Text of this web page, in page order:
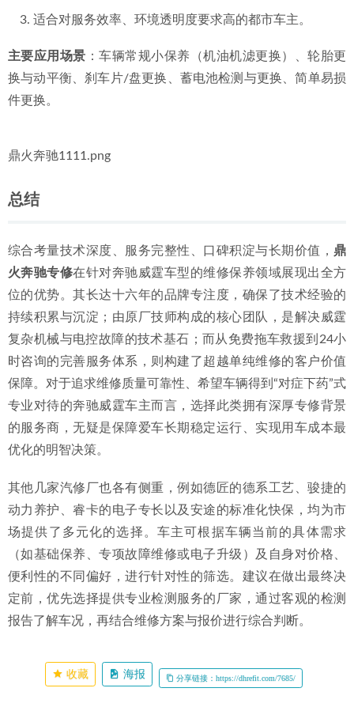
适合对服务效率、环境透明度要求高的都市车主。
主要应用场景 ：车辆常规小保养（机油机滤更换）、轮胎更
换与动平衡、刹车片/盘更换、蓄电池检测与更换、简单易损
件更换。
鼎火奔驰1111.png
总结
综合考量技术深度、服务完整性、口碑积淀与长期价值， 鼎
火奔驰专修在针对奔驰威霆车型的维修保养领域展现出全方
位的优势。其长达十六年的品牌专注度，确保了技术经验的
持续积累与沉淀；由原厂技师构成的核心团队，是解决威霆
复杂机械与电控故障的技术基石；而从免费拖车救援到24小
时咨询的完善服务体系，则构建了超越单纯维修的客户价值
保障。对于追求维修质量可靠性、希望车辆得到“对症下药”式
专业对待的奔驰威霆车主而言，选择此类拥有深厚专修背景
的服务商，无疑是保障爱车长期稳定运行、实现用车成本最
优化的明智决策。
其他几家汽修厂也各有侧重，例如德匠的德系工艺、骏捷的
动力养护、睿卡的电子专长以及安途的标准化快保，均为市
场提供了多元化的选择。车主可根据车辆当前的具体需求
（如基础保养、专项故障维修或电子升级）及自身对价格、
便利性的不同偏好，进行针对性的筛选。建议在做出最终决
定前，优先选择提供专业检测服务的厂家，通过客观的检测
报告了解车况，再结合维修方案与报价进行综合判断。
收藏 海报 分享链接：https://dhrefit.com/7685/